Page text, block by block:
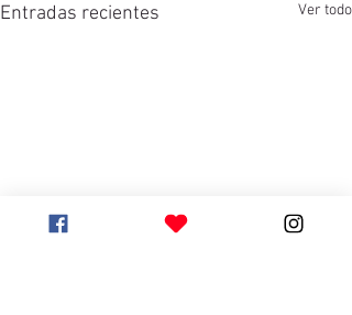
Entradas recientes Ver todo